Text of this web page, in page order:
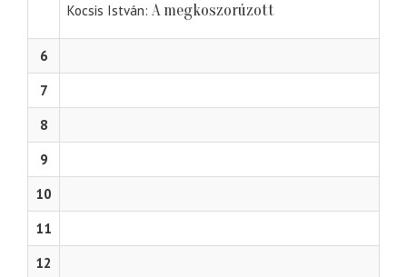
Kocsis István A megkoszorúzott
6
7
8
9
10
11
12